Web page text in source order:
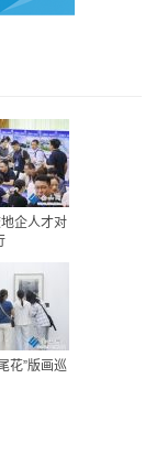
地企人才对
花”版画巡